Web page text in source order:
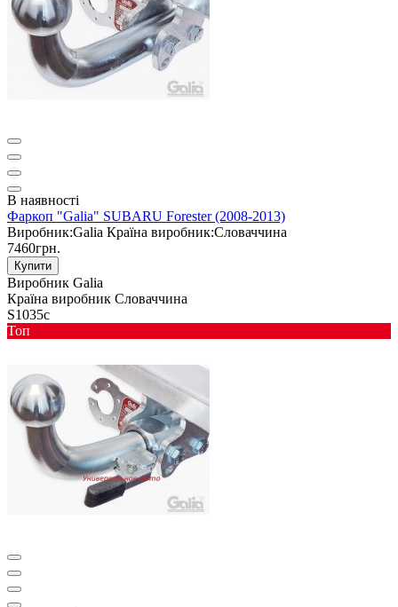
В наявності
Фаркоп "Galia" SUBARU Forester (2008-2013)
Виробник:Galia Країна виробник:Словаччина
7460грн.
Купити
Виробник Galia
Країна виробник Словаччина
S1035c
Toп